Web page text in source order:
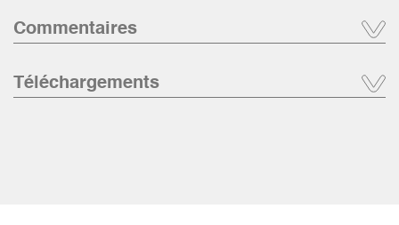
Commentaires
Téléchargements